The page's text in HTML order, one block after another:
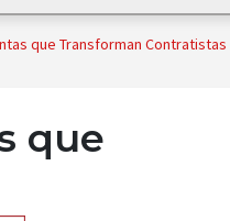
que Transforman Contratistas
que